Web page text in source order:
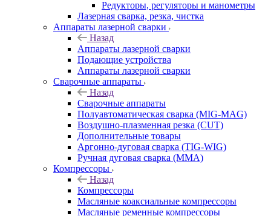
Редукторы, регуляторы и манометры
Лазерная сварка, резка, чистка
Аппараты лазерной сварки
Назад
Аппараты лазерной сварки
Подающие устройства
Аппараты лазерной сварки
Сварочные аппараты
Назад
Сварочные аппараты
Полуавтоматическая сварка (MIG-MAG)
Воздушно-плазменная резка (CUT)
Дополнительные товары
Аргонно-дуговая сварка (TIG-WIG)
Ручная дуговая сварка (MMA)
Компрессоры
Назад
Компрессоры
Масляные коаксиальные компрессоры
Масляные ременные компрессоры